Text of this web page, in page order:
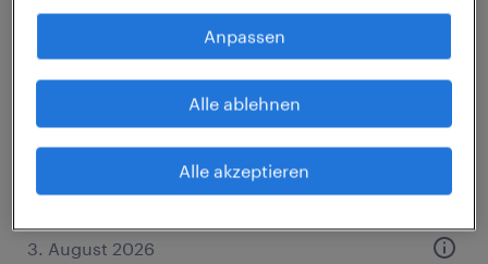
Produktionsmitarbeiter (m/w/d)
Herborn, Hessen
Arbeitnehmerüberlassung
€14,96 - €14,97 pro Stunde
Industrie und Handwerk
3. August 2026
Anpassen
Alle ablehnen
Alle akzeptieren